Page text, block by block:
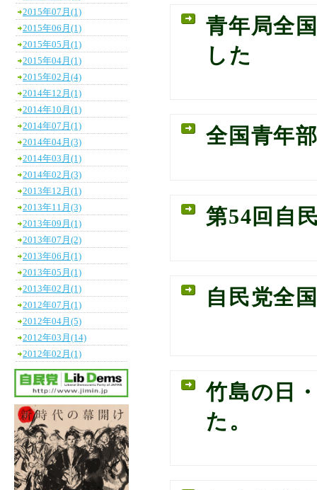
青年局全
した
全国青年
第54回自
自民党全
竹島の日
た。
2015年07月(1)
2015年06月(1)
2015年05月(1)
2015年04月(1)
2015年02月(4)
2014年12月(1)
2014年10月(1)
2014年07月(1)
2014年04月(3)
2014年03月(1)
2014年02月(3)
2013年12月(1)
2013年11月(3)
2013年09月(1)
2013年07月(2)
2013年06月(1)
2013年05月(1)
2013年02月(1)
2012年07月(1)
2012年04月(5)
2012年03月(14)
2012年02月(1)